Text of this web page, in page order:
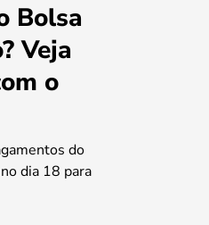
Bolsa
Veja
o
do
dia 18 para